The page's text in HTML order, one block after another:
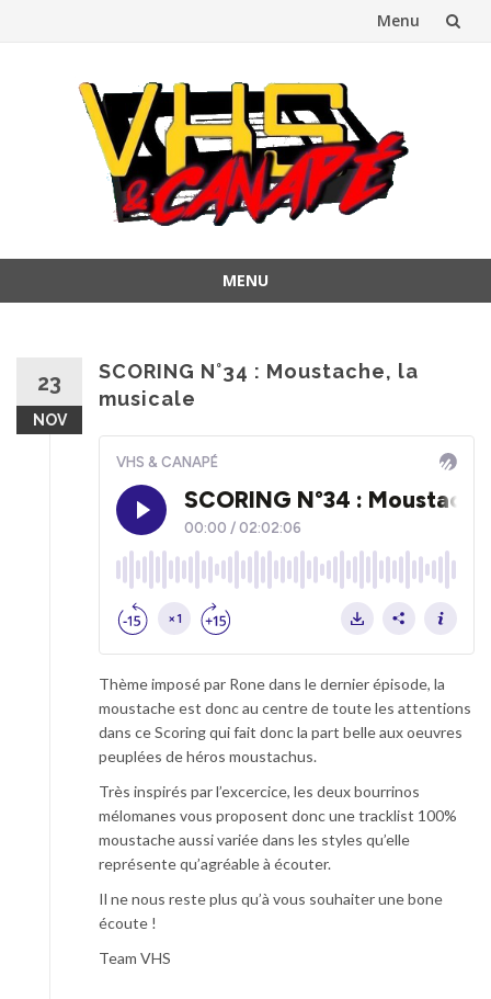
Menu
MENU
23
NOV
SCORING N°34 : Moustache, la
musicale
Thème imposé par Rone dans le dernier épisode, la
moustache est donc au centre de toute les attentions
dans ce Scoring qui fait donc la part belle aux oeuvres
peuplées de héros moustachus.
Très inspirés par l’excercice, les deux bourrinos
mélomanes vous proposent donc une tracklist 100%
moustache aussi variée dans les styles qu’elle
représente qu’agréable à écouter.
Il ne nous reste plus qu’à vous souhaiter une bone
écoute !
Team VHS